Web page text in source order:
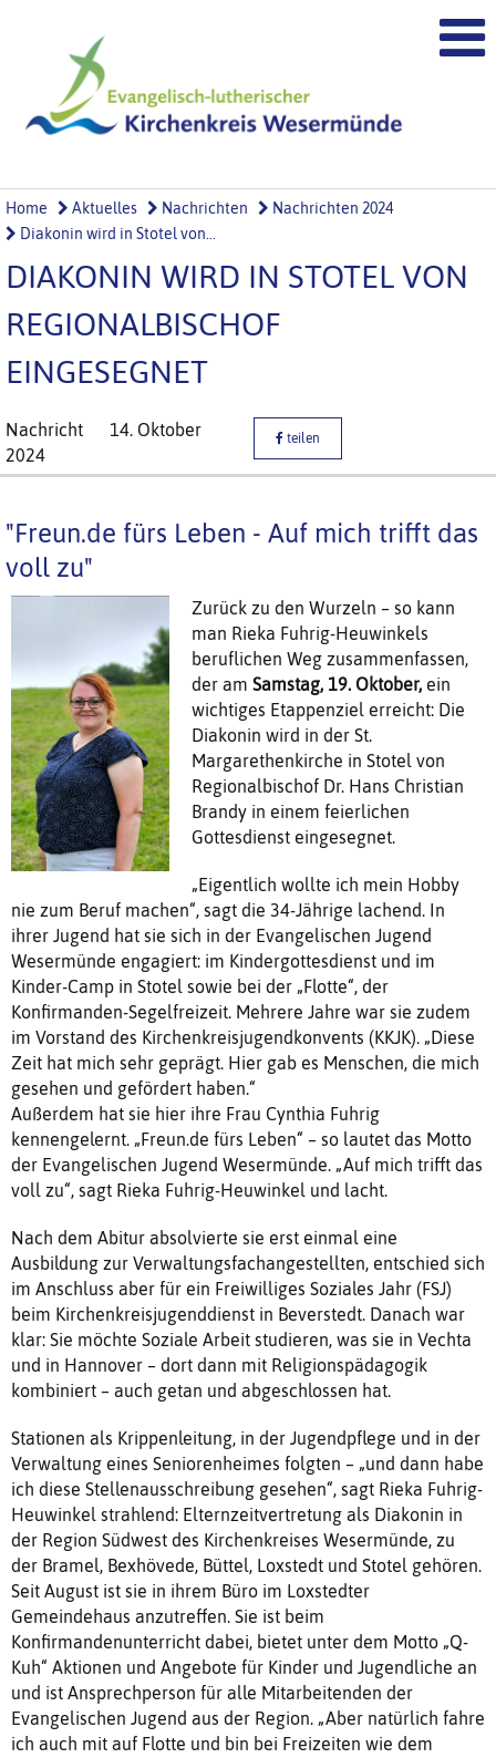
Home Aktuelles Nachrichten
Nachrichten 2024
Diakonin wird in Stotel von...
DIAKONIN WIRD IN STOTEL VON
REGIONALBISCHOF
EINGESEGNET
Nachricht
14. Oktober
2024
teilen
"Freun.de fürs Leben - Auf mich trifft das
voll zu"
Zurück zu den Wurzeln – so kann
man Rieka Fuhrig-Heuwinkels
beruflichen Weg zusammenfassen,
der am Samstag, 19. Oktober, ein
wichtiges Etappenziel erreicht: Die
Diakonin wird in der St.
Margarethenkirche in Stotel von
Regionalbischof Dr. Hans Christian
Brandy in einem feierlichen
Gottesdienst eingesegnet.
„Eigentlich wollte ich mein Hobby
nie zum Beruf machen“, sagt die 34-Jährige lachend. In
ihrer Jugend hat sie sich in der Evangelischen Jugend
Wesermünde engagiert: im Kindergottesdienst und im
Kinder-Camp in Stotel sowie bei der „Flotte“, der
Konfirmanden-Segelfreizeit. Mehrere Jahre war sie zudem
im Vorstand des Kirchenkreisjugendkonvents (KKJK). „Diese
Zeit hat mich sehr geprägt. Hier gab es Menschen, die mich
gesehen und gefördert haben.“
Außerdem hat sie hier ihre Frau Cynthia Fuhrig
kennengelernt. „Freun.de fürs Leben“ – so lautet das Motto
der Evangelischen Jugend Wesermünde. „Auf mich trifft das
voll zu“, sagt Rieka Fuhrig-Heuwinkel und lacht.
Nach dem Abitur absolvierte sie erst einmal eine
Ausbildung zur Verwaltungsfachangestellten, entschied sich
im Anschluss aber für ein Freiwilliges Soziales Jahr (FSJ)
beim Kirchenkreisjugenddienst in Beverstedt. Danach war
klar: Sie möchte Soziale Arbeit studieren, was sie in Vechta
und in Hannover – dort dann mit Religionspädagogik
kombiniert – auch getan und abgeschlossen hat.
Stationen als Krippenleitung, in der Jugendpflege und in der
Verwaltung eines Seniorenheimes folgten – „und dann habe
ich diese Stellenausschreibung gesehen“, sagt Rieka Fuhrig-
Heuwinkel strahlend: Elternzeitvertretung als Diakonin in
der Region Südwest des Kirchenkreises Wesermünde, zu
der Bramel, Bexhövede, Büttel, Loxstedt und Stotel gehören.
Seit August ist sie in ihrem Büro im Loxstedter
Gemeindehaus anzutreffen. Sie ist beim
Konfirmandenunterricht dabei, bietet unter dem Motto „Q-
Kuh“ Aktionen und Angebote für Kinder und Jugendliche an
und ist Ansprechperson für alle Mitarbeitenden der
Evangelischen Jugend aus der Region. „Aber natürlich fahre
ich auch mit auf Flotte und bin bei Freizeiten wie dem